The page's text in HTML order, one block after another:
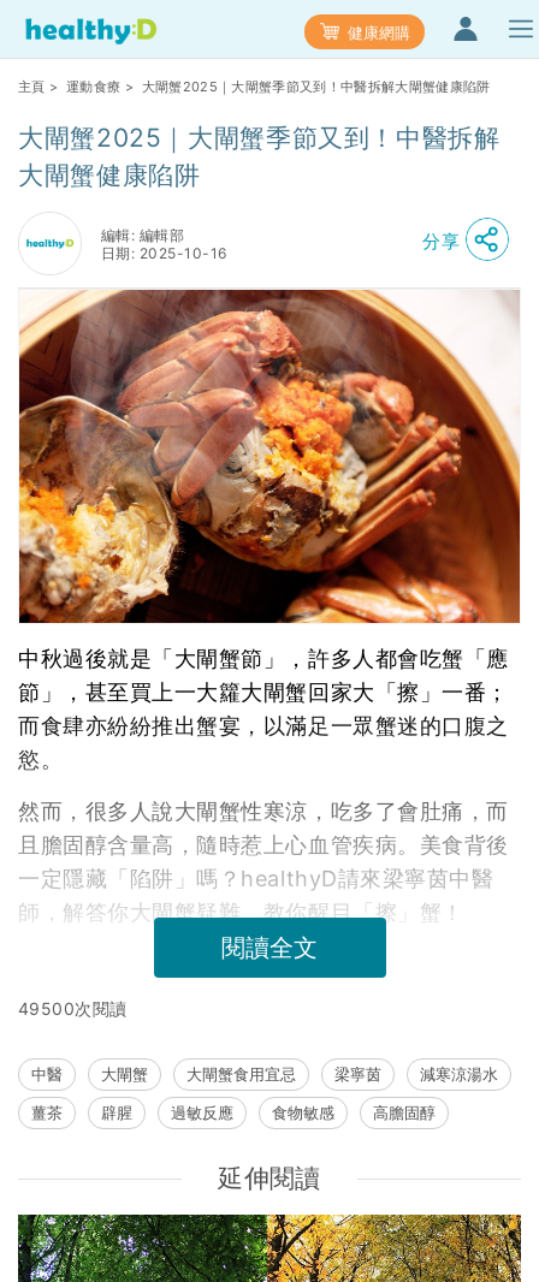
健康網購
主頁 > 運動食療 > 大閘蟹2025｜大閘蟹季節又到！中醫拆解大閘蟹健康陷阱
大閘蟹2025｜大閘蟹季節又到！中醫拆解
大閘蟹健康陷阱
編輯: 編輯部
日期: 2025-10-16
分享
中秋過後就是「大閘蟹節」，許多人都會吃蟹「應
節」，甚至買上一大籮大閘蟹回家大「擦」一番；
而食肆亦紛紛推出蟹宴，以滿足一眾蟹迷的口腹之
慾。
然而，很多人說大閘蟹性寒涼，吃多了會肚痛，而
且膽固醇含量高，隨時惹上心血管疾病。美食背後
一定隱藏「陷阱」嗎？healthyD請來梁寧茵中醫
師，解答你大閘蟹疑難，教你醒目「擦」蟹！
閱讀全文
49500次閱讀
中醫 大閘蟹 大閘蟹食用宜忌 梁寧茵
減寒涼湯水
薑茶
辟腥 過敏反應 食物敏感 高膽固醇
延伸閱讀